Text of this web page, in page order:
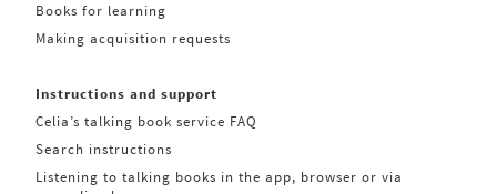
Books for learning
Making acquisition requests
Instructions and support
Celia’s talking book service FAQ
Search instructions
Listening to talking books in the app, browser or via